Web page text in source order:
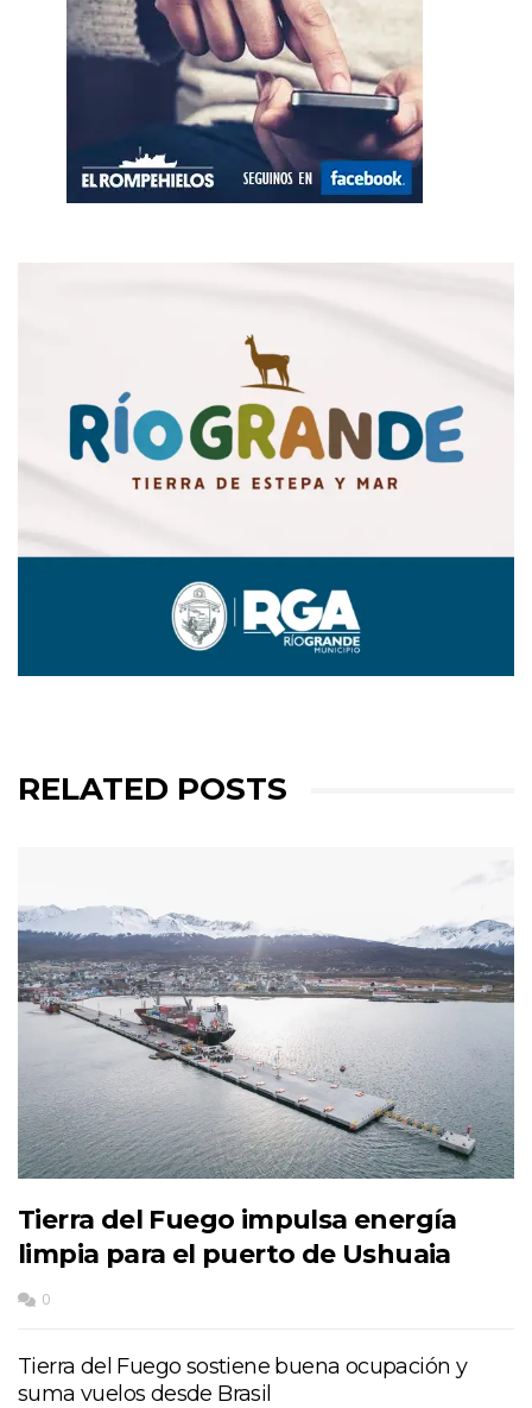
RELATED POSTS
Tierra del Fuego impulsa energía
limpia para el puerto de Ushuaia
0
Tierra del Fuego sostiene buena ocupación y
suma vuelos desde Brasil